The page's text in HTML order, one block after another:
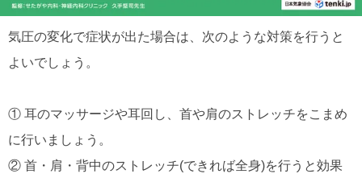
気圧の変化で症状が出た場合は、次のような対策を行うと
よいでしょう。
① 耳のマッサージや耳回し、首や肩のストレッチをこまめ
に行いましょう。
② 首・肩・背中のストレッチ(できれば全身)を行うと効果